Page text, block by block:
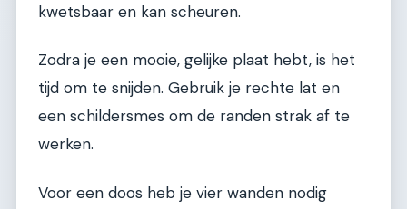
kwetsbaar en kan scheuren.
Zodra je een mooie, gelijke plaat hebt, is het
tijd om te snijden. Gebruik je rechte lat en
een schildersmes om de randen strak af te
werken.
Voor een doos heb je vier wanden nodig